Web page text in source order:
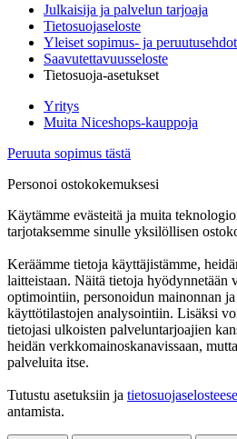
Julkaisija ja palvelun tarjoaja
Tietosuojaseloste
Yleiset sopimus- ja peruutusehdot
Saavutettavuusseloste
Tietosuoja-asetukset
Yritys
Muita Niceshops-kauppoja
Peruuta sopimus tästä
Personoi ostokokemuksesi
Käytämme evästeitä ja muita
tarjotaksemme sinulle yksilöllisen
Keräämme tietoja käyttäjistämme,
laitteistaan. Näitä tietoja hyödynnetään
optimointiin, personoidun mainonnan ja
käyttötilastojen analysointiin. Lisäksi
tietojasi ulkoisten palveluntarjoajien
heidän verkkomainoskanavissaan,
palveluita itse.
Tutustu asetuksiin ja
antamista.